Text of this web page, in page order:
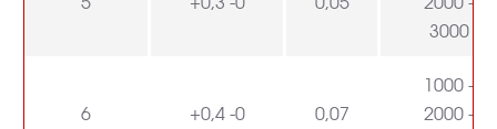
3000
6 +0,4 -0 0,07
1000 -
2000 -